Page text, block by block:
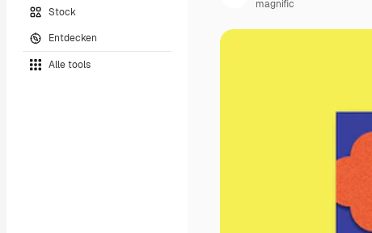
Stock
Entdecken
Alle tools
magnific